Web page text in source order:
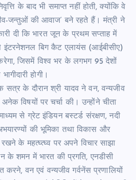
के बाद भी समाप्त नहीं होती, क्योंकि वे
जन्तुओं की आवाज’ बने रहते हैं। मंत्री ने
दी कि भारत जून के प्रथम सप्ताह में
इंटरनेशनल बिग कैट एलायंस (आईबीसीए)
जिसमें विश्व भर के लगभग 95 देशों
होगी।
सत्र के दौरान श्री यादव ने वन, वन्यजीव
विषयों पर चर्चा की। उन्होंने चीता
से ग्रेट इंडियन बस्टर्ड संरक्षण, नदी
की भूमिका तथा विकास और
के महत्घ्त्घ्व पर अपने विचार साझा
के शमन में भारत की प्रगति, एनडीसी
करने, वन एवं वन्यजीव गर्वनेंस प्रणालियों